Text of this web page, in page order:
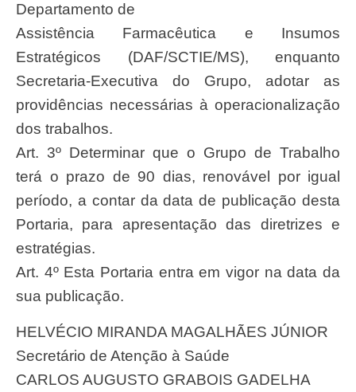
Departamento de
Assistência Farmacêutica e Insumos
Estratégicos (DAF/SCTIE/MS), enquanto
Secretaria-Executiva do Grupo, adotar as
providências necessárias à operacionalização
dos trabalhos.
Art. 3º Determinar que o Grupo de Trabalho
terá o prazo de 90 dias, renovável por igual
período, a contar da data de publicação desta
Portaria, para apresentação das diretrizes e
estratégias.
Art. 4º Esta Portaria entra em vigor na data da
sua publicação.
HELVÉCIO MIRANDA MAGALHÃES JÚNIOR
Secretário de Atenção à Saúde
CARLOS AUGUSTO GRABOIS GADELHA